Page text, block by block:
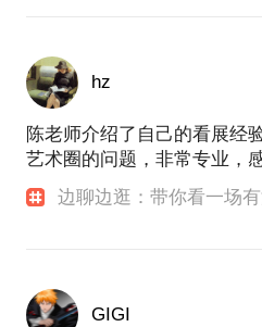
hz
陈老师介绍了自己的看展经
艺术圈的问题，非常专业，
边聊边逛：带你看一场
GIGI